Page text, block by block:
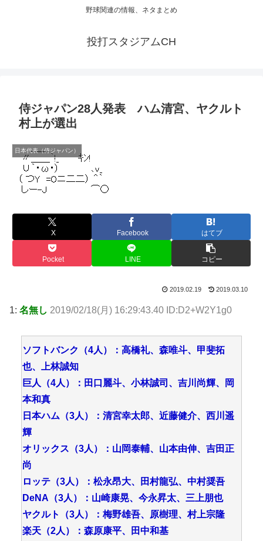
野球関連の情報、ネタまとめ
投打スタジアムCH
侍ジャパン28人発表 ハム清宮、ヤクルト
村上が選出
日本代表（侍ジャパン）
X Facebook はてブ
Pocket LINE コピー
2019.02.19 2019.03.10
1: 名無し 2019/02/18(月) 16:29:43.40 ID:D2+W2Y1g0
ソフトバンク（4人）：高橋礼、森唯斗、甲斐拓
也、上林誠知
巨人（4人）：田口麗斗、小林誠司、吉川尚輝、岡
本和真
日本ハム（3人）：清宮幸太郎、近藤健介、西川遥
輝
オリックス（3人）：山岡泰輔、山本由伸、吉田正
尚
ロッテ（3人）：松永昂大、田村龍弘、中村奨吾
DeNA（3人）：山崎康晃、今永昇太、三上朋也
ヤクルト（3人）：梅野雄吾、原樹理、村上宗隆
楽天（2人）：森原康平、田中和基